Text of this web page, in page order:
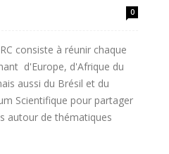
0
consiste à réunir chaque
d'Europe, d'Afrique du
aussi du Brésil et du
Scientifique pour partager
autour de thématiques